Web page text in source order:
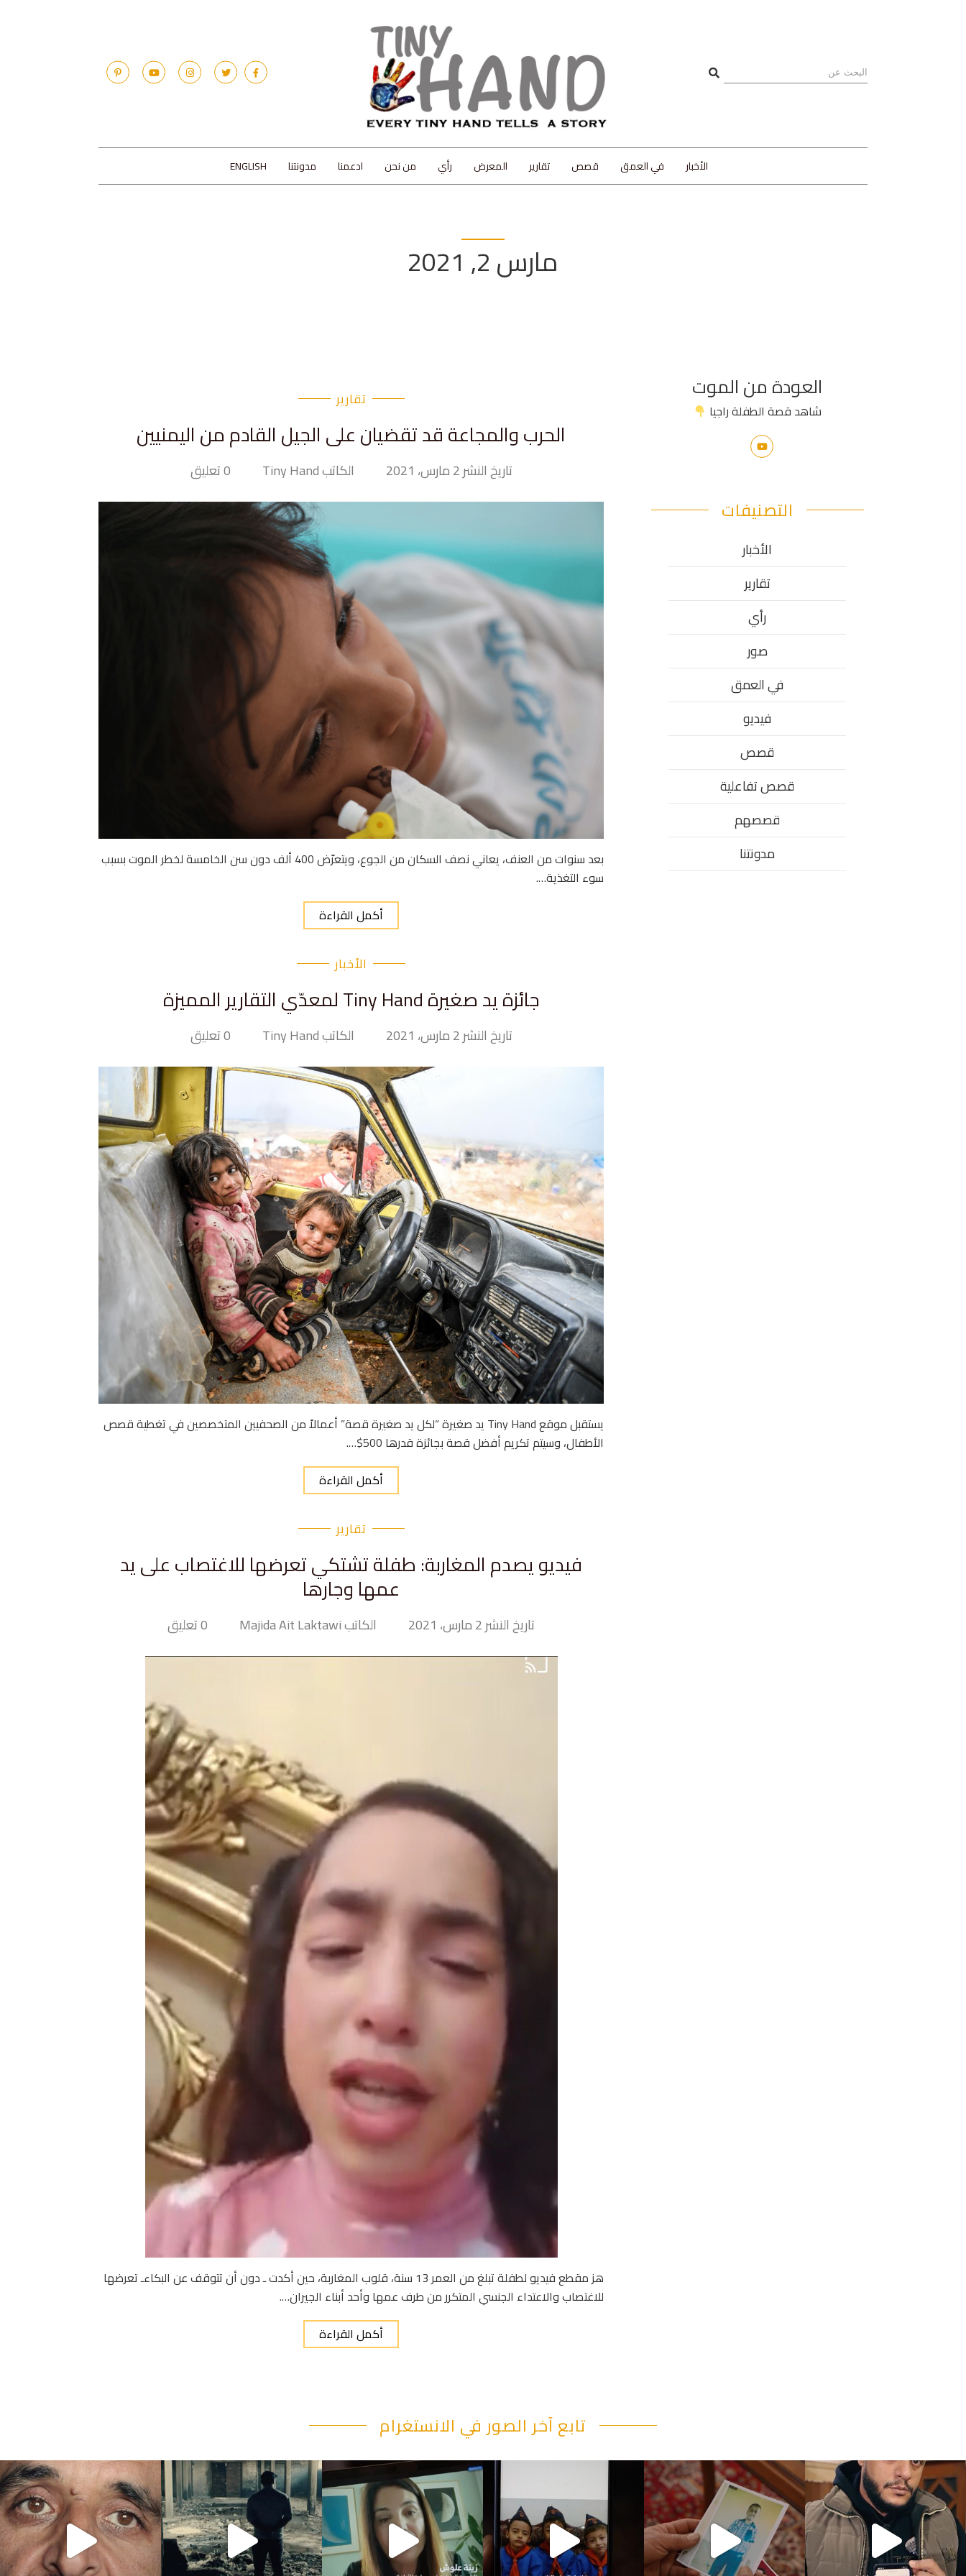
الأخبار في العمق قصص تقارير المعرض رأي من نحن ادعمنا مدونتنا ENGLISH
مارس 2, 2021
تقارير
الحرب والمجاعة قد تقضيان على الجيل القادم من اليمنيين
تاريخ النشر 2 مارس، 2021 الكاتب Tiny Hand 0 تعليق
بعد سنوات من العنف، يعاني نصف السكان من الجوع، ويتعرّض 400 ألف دون سن الخامسة لخطر الموت بسبب
سوء التغذية….
أكمل القراءة
الأخبار
جائزة يد صغيرة Tiny Hand لمعدّي التقارير المميزة
تاريخ النشر 2 مارس، 2021 الكاتب Tiny Hand 0 تعليق
يستقبل موقع Tiny Hand يد صغيرة “لكل يد صغيرة قصة” أعمالاً من الصحفيين المتخصصين في تغطية قصص
الأطفال، وسيتم تكريم أفضل قصة بجائزة قدرها 500$….
أكمل القراءة
تقارير
فيديو يصدم المغاربة: طفلة تشتكي تعرضها للاغتصاب على يد
عمها وجارها
تاريخ النشر 2 مارس، 2021 الكاتب Majida Ait Laktawi 0 تعليق
هز مقطع فيديو لطفلة تبلغ من العمر 13 سنة، قلوب المغاربة، حين أكدت ـ دون أن تتوقف عن البكاءـ تعرضها
للاغتصاب والاعتداء الجنسي المتكرر من طرف عمها وأحد أبناء الجيران….
أكمل القراءة
العودة من الموت
شاهد قصة الطفلة راجيا
التصنيفات
الأخبار
تقارير
رأي
صور
في العمق
فيديو
قصص
قصص تفاعلية
قصصهم
مدونتنا
تابع آخر الصور في الانستغرام
“وقت بيمرق العيد.. ببكي.” ف "قصرنا كتير بحقهم" يقول أبو